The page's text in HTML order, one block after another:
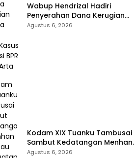
Wabup Hendrizal Hadiri
Penyerahan Dana Kerugian
Negara Rp1,86 Miliar Kasus
Agustus 6, 2026
Kodam XIX Tuanku Tambusai
Sambut Kedatangan Menhan
RI, Tinjau Penguatan Yonif TP di
Agustus 6, 2026